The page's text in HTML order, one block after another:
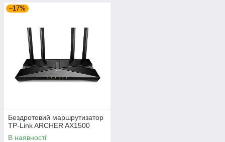
–17%
Бездротовий маршрутизатор
TP-Link ARCHER AX1500
В наявності